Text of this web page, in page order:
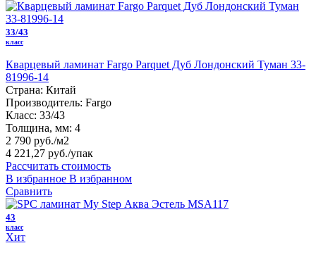
33/43
класс
Кварцевый ламинат Fargo Parquet Дуб Лондонский Туман 33-
81996-14
Страна: Китай
Производитель: Fargo
Класс: 33/43
Толщина, мм: 4
2 790 руб./м2
4 221,27 руб./упак
Рассчитать стоимость
В избранное В избранном
Сравнить
43
класс
Хит